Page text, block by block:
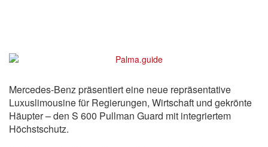
Mercedes-Benz präsentiert eine neue repräsentative
Luxuslimousine für Regierungen, Wirtschaft und gekrönte
Häupter – den S 600 Pullman Guard mit integriertem
Höchstschutz.